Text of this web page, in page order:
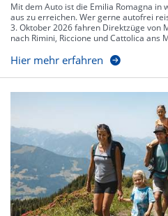
Mit dem Auto ist die Emilia Romagna in
aus zu erreichen. Wer gerne autofrei
3. Oktober 2026 fahren Direktzüge von
nach Rimini, Riccione und Cattolica ans
Hier mehr erfahren